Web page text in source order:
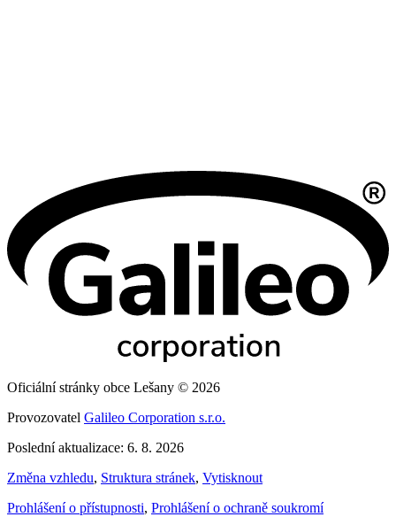
Oficiální stránky obce Lešany © 2026
Provozovatel Galileo Corporation s.r.o.
Poslední aktualizace: 6. 8. 2026
Změna vzhledu, Struktura stránek, Vytisknout
Prohlášení o přístupnosti, Prohlášení o ochraně soukromí